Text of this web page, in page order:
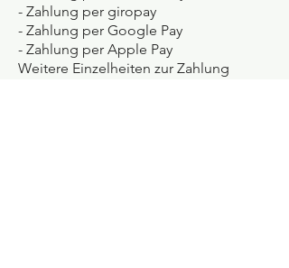
- Zahlung per giropay
- Zahlung per Google Pay
- Zahlung per Apple Pay
Weitere Einzelheiten zur Zahlung